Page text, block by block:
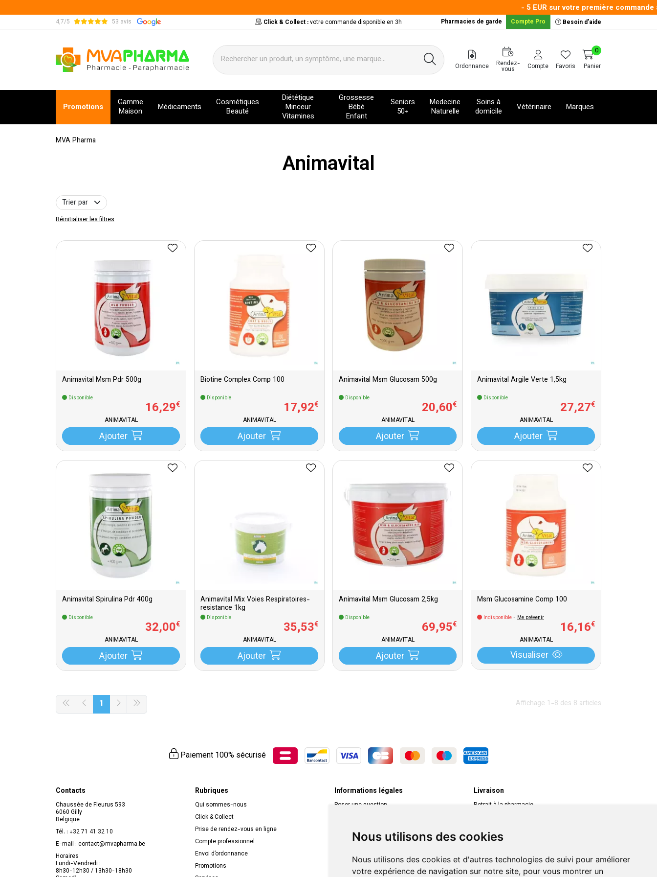
Nous utilisons des cookies
Nous utilisons des cookies et d'autres technologies de suivi pour améliorer
votre expérience de navigation sur notre site, pour vous montrer un
- 5 EUR sur votre première commande
4,7/5 53 avis Click & Collect :votre commande disponible en 3h Pharmacies de garde Compte Pro Besoin d’aide
MVA Pharma Votre pharmacie en ligne à votre service Ordonnance Rendez-
vous Compte Favoris Panier
0
Promotions
Gamme
Maison
Médicaments
Cosmétiques
Beauté
Diététique
Minceur
Vitamines
Grossesse
Bébé
Enfant
Seniors
50+
Medecine
Naturelle
Soins à
domicile
Vétérinaire Marques
MVA Pharma
Animavital
Trier par
Réinitialiser les filtres
Animavital Msm Pdr 500g
Disponible
16,29€
ANIMAVITAL
Ajouter
Biotine Complex Comp 100
Disponible
17,92€
ANIMAVITAL
Ajouter
Animavital Msm Glucosam 500g
Disponible
20,60€
ANIMAVITAL
Ajouter
Animavital Argile Verte 1,5kg
Disponible
27,27€
ANIMAVITAL
Ajouter
Animavital Spirulina Pdr 400g
Disponible
32,00€
ANIMAVITAL
Ajouter
Animavital Mix Voies Respiratoires-
resistance 1kg
Disponible
35,53€
ANIMAVITAL
Ajouter
Animavital Msm Glucosam 2,5kg
Disponible
69,95€
ANIMAVITAL
Ajouter
Msm Glucosamine Comp 100
Indisponible - Me prévenir
16,16€
ANIMAVITAL
Visualiser
Affichage 1-8 des 8 articles
1
Paiement 100% sécurisé
Contacts
Chaussée de Fleurus 593
6060 Gilly
Belgique
Tél. : +32 71 41 32 10
E-mail : contact@mvapharma.be
Horaires
Lundi-Vendredi :
8h30-12h30 / 13h30-18h30
Rubriques
Qui sommes-nous
Click & Collect
Prise de rendez-vous en ligne
Compte professionnel
Envoi d’ordonnance
Promotions
Informations légales
Poser une question
Livraison
Retrait à la pharmacie
Livraison dans un Point Relais